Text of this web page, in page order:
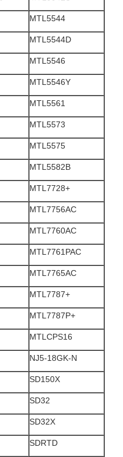
MTL5544
MTL5544D
MTL5546
MTL5546Y
MTL5561
MTL5573
MTL5575
MTL5582B
MTL7728+
MTL7756AC
MTL7760AC
MTL7761PAC
MTL7765AC
MTL7787+
MTL7787P+
MTLCPS16
NJ5-18GK-N
SD150X
SD32
SD32X
SDRTD